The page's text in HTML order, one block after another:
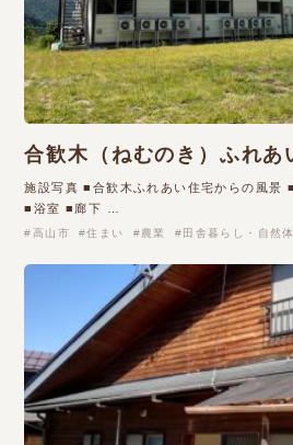
合歓木（ねむのき）ふれあ
施設写真 ■合歓木ふれあい住宅からの風景
■浴室 ■廊下 …
高山市 住まい 農業 田舎暮らし・自然